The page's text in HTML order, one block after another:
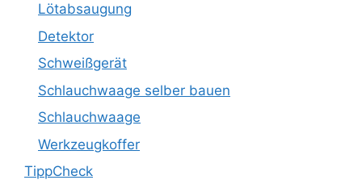
Lötabsaugung
Detektor
Schweißgerät
Schlauchwaage selber bauen
Schlauchwaage
Werkzeugkoffer
TippCheck